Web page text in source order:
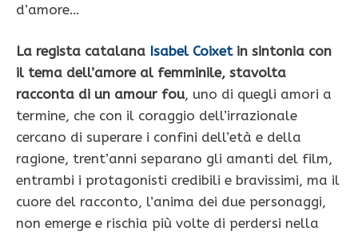
d’amore…
La regista catalana Isabel Coixetin sintonia con
il tema dell’amore al femminile, stavolta
racconta di un amour fou, uno di quegli amori a
termine, che con il coraggio dell’irrazionale
cercano di superare i confini dell’età e della
ragione, trent’anni separano gli amanti del film,
entrambi i protagonisti credibili e bravissimi, ma il
cuore del racconto, l’anima dei due personaggi,
non emerge e rischia più volte di perdersi nella